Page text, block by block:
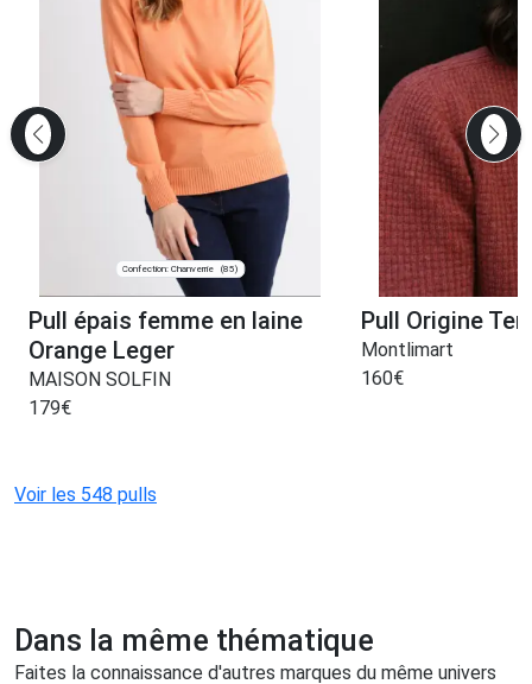
Confection: Chanverrie (85)
Pull épais femme en laine
Orange Leger
MAISON SOLFIN
179€
Pull Origine
Montlimart
160€
Voir les 548 pulls
Dans la même thématique
Faites la connaissance d'autres marques du même univers